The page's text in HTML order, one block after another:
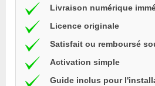
Livraison numérique
Licence originale
Satisfait ou remboursé
Activation simple
Guide inclus pour